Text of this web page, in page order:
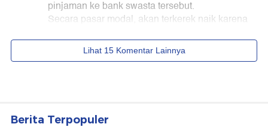
Berita Terpopuler